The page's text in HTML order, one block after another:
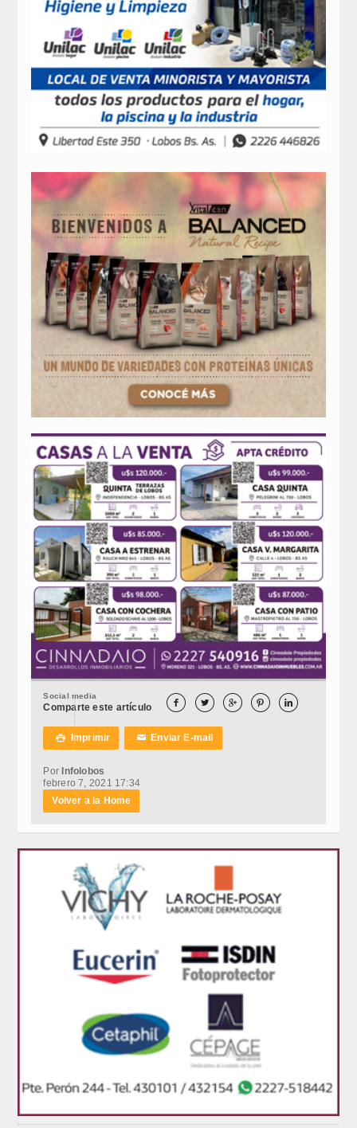
Social media
Comparte este artículo     
 Imprimir ✉Enviar E-mail
PorInfolobos
febrero 7, 2021 17:34
Volver a la Home